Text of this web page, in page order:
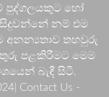
පුද්ගලයකුට හෝ
නම් එම
අනන්‍යතාව තහවුරු
පළකිරීමට මෙම
බැඳී සිටී.
Contact Us -